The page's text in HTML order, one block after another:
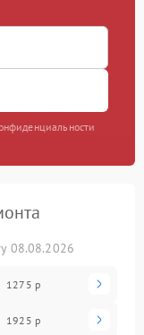
08.08.2026
1275 р
1925 р